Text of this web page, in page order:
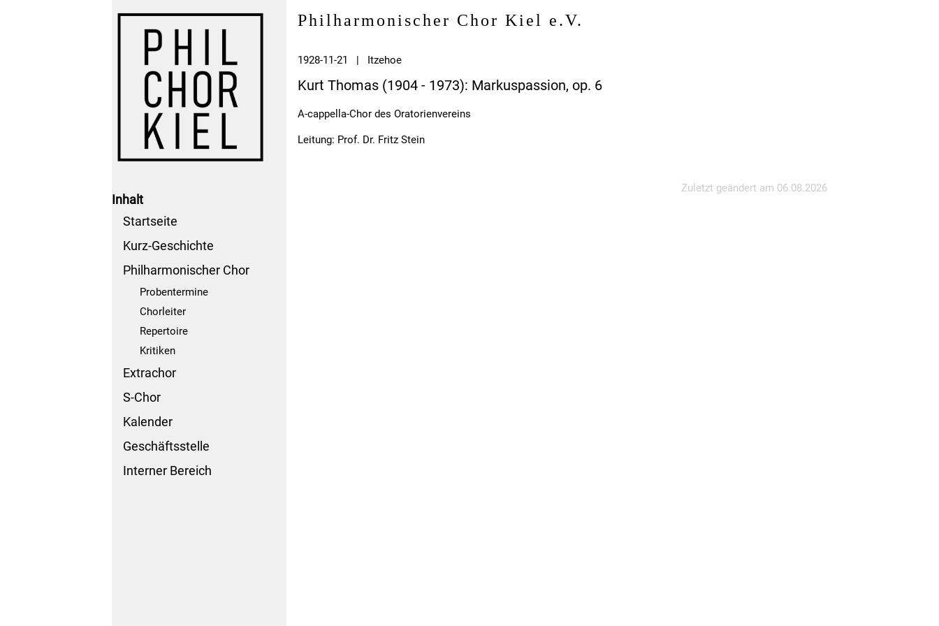
Inhalt
Startseite
Kurz-Geschichte
Philharmonischer Chor
Probentermine
Chorleiter
Repertoire
Kritiken
Extrachor
S-Chor
Kalender
Geschäftsstelle
Interner Bereich
Philharmonischer Chor Kiel e.V.
1928-11-21 | Itzehoe
Kurt Thomas (1904 - 1973): Markuspassion, op. 6
A-cappella-Chor des Oratorienvereins
Leitung: Prof. Dr. Fritz Stein
Zuletzt geändert am 06.08.2026